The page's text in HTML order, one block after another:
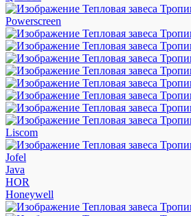
Powerscreen
Liscom
Jofel
Java
HOR
Honeywell